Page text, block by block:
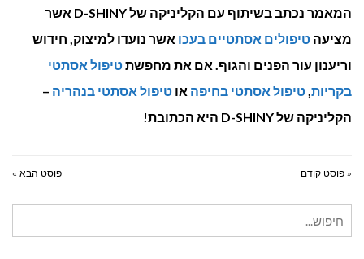
המאמר נכתב בשיתוף עם הקליניקה של D-SHINY אשר
מציעה טיפולים אסתטיים בעכו אשר נועדו למיצוק, חידוש
וריענון עור הפנים והגוף. אם את מחפשתטיפול אסתטי
בקריות,טיפול אסתטי בחיפה או טיפול אסתטי בנהריה –
הקליניקה של D-SHINY היא הכתובת!
« פוסט קודם פוסט הבא »
עבור: